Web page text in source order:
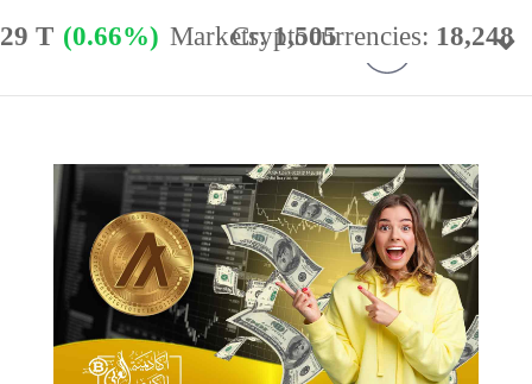
Cryptocurrencies: 18,248
Markets:1,505
T (0.66%)